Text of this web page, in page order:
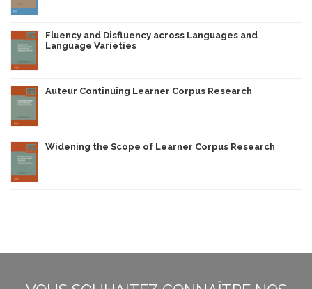
Fluency and Disfluency across Languages and
Language Varieties
Auteur Continuing Learner Corpus Research
Widening the Scope of Learner Corpus Research